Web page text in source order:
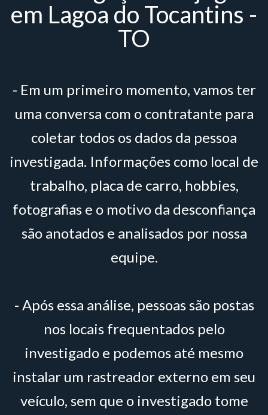
em Lagoa do Tocantins -
TO
- Em um primeiro momento, vamos ter
uma conversa com o contratante para
coletar todos os dados da pessoa
investigada. Informações como local de
trabalho, placa de carro, hobbies,
fotografias e o motivo da desconfiança
são anotados e analisados por nossa
equipe.
- Após essa análise, pessoas são postas
nos locais frequentados pelo
investigado e podemos até mesmo
instalar um rastreador externo em seu
veículo, sem que o investigado tome